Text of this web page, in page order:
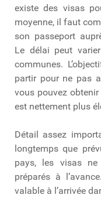
existe des visas
moyenne, il faut
son passeport
Le délai peut
communes.
partir pour ne pas
vous pouvez
est nettement plus
Détail assez
longtemps que
pays, les visas ne
préparés à
valable à l’arrivée